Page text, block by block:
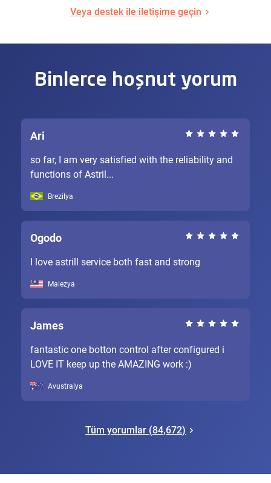
Veya destek ile iletişime geçin
Binlerce hoşnut yorum
Ari
so far, I am very satisfied with the reliability and
functions of Astril...
Brezilya
Ogodo
I love astrill service both fast and strong
Malezya
James
fantastic one botton control after configured i
LOVE IT keep up the AMAZING work :)
Avustralya
Tüm yorumlar (84,672)